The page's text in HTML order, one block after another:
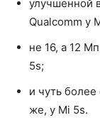
улучшенной
Qualcomm у
не 16, а 12
5s;
и чуть
же, у Mi 5s.